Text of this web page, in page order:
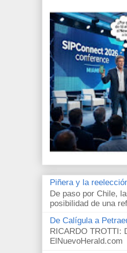
Piñera y la
De paso por Chile,
posibilidad de una
De Calígula a
RICARDO TROTTI:
ElNuevoHerald.com